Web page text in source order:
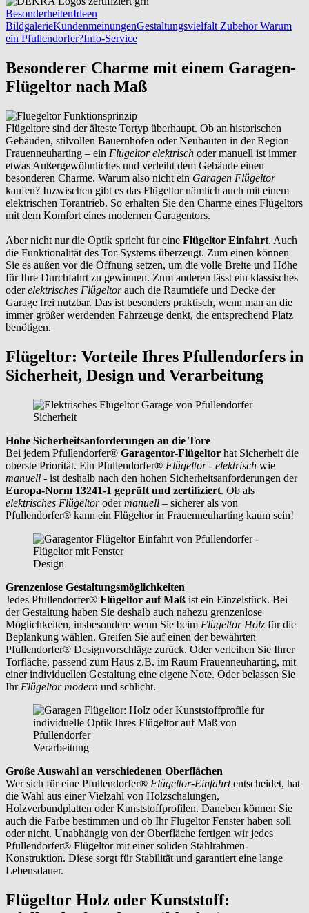
BesonderheitenIdeen
BildgalerieKundenmeinungenGestaltungsvielfalt ZubehörWarum
ein Pfullendorfer?Info-Service
Besonderer Charme mit einem Garagen-
Flügeltor nach Maß
Flügeltore sind der älteste Tortyp überhaupt. Ob an historischen
Gebäuden, stilvollen Bauernhöfen oder Neubauten in der Region
Frauenneuharting – ein Flügeltor elektrisch oder manuell ist immer
etwas Außergewöhnliches und verleiht dem Gebäude einen
besonderen Charme. Warum also nicht ein Garagen Flügeltor
kaufen? Inzwischen gibt es das Flügeltor nämlich auch mit einem
elektrischen Torantrieb. So erhalten Sie den Charme eines Flügeltors
mit dem Komfort eines modernen Garagentors.
Aber nicht nur die Optik spricht für eine Flügeltor Einfahrt. Auch
die Funktionalität des Tor-Systems überzeugt. Zum einen können
Sie es außen vor die Öffnung setzen, um die volle Breite und Höhe
für Ihre Durchfahrt zu gewinnen. Zum anderen lässt ein klassisches
oderelektrisches Flügeltorauch die Raumtiefe und Decke der
Garage frei nutzbar. Das ist besonders praktisch, wenn man an die
immer größer werdenden Fahrzeuge denkt, die entsprechend Platz
benötigen.
Flügeltor: Vorteile Ihres Pfullendorfers in
Sicherheit, Design und Verarbeitung
Sicherheit
Hohe Sicherheitsanforderungen an die Tore
Bei jedem Pfullendorfer® Garagentor-Flügeltor hat Sicherheit die
oberste Priorität. Ein Pfullendorfer® Flügeltor - elektrisch wie
manuell - ist deshalb nach den hohen Sicherheitsanforderungen der
Europa-Norm 13241-1 geprüft und zertifiziert. Ob als
elektrisches Flügeltorodermanuell – sicherer als von
Pfullendorfer® kann ein Flügeltor in Frauenneuharting kaum sein!
Design
Grenzenlose Gestaltungsmöglichkeiten
Jedes Pfullendorfer® Flügeltor auf Maß ist ein Einzelstück. Bei
der Gestaltung haben Sie deshalb auch nahezu grenzenlose
Möglichkeiten, insbesondere wenn Sie beim Flügeltor Holz für die
Beplankung wählen. Greifen Sie auf einen der bewährten
Pfullendorfer® Designvorschläge zurück. Oder verleihen Sie Ihrer
Torfläche, passend zum Haus z.B. im Raum Frauenneuharting, mit
einer individuellen Gestaltung eine eigene Note. Oder belassen Sie
Ihr Flügeltor modern und schlicht.
Verarbeitung
Große Auswahl an verschiedenen Oberflächen
Wer sich für eine Pfullendorfer® Flügeltor-Einfahrtentscheidet, hat
die Wahl aus einer Vielzahl von Holzschalungen,
Holzverbundplatten oder Kunststoffprofilen. Daneben können Sie
auch die Farbe bestimmen und ob Ihr Flügeltor Fenster haben soll
oder nicht. Unabhängig von der Oberfläche fertigen wir jedes
Pfullendorfer® Flügeltor mit einer soliden Stahlrahmen-
Konstruktion. Diese sorgt für Stabilität und garantiert eine lange
Lebensdauer.
Flügeltor Holz oder Kunststoff: